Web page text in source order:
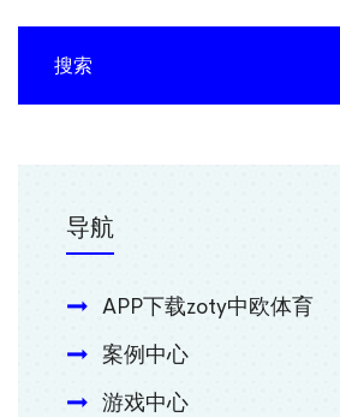
导航
APP下载zoty中欧体育
案例中心
游戏中心